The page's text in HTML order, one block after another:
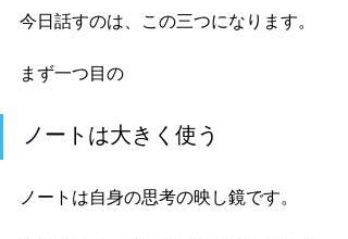
今日話すのは、この三つになります。
まず一つ目の
ノートは大きく使う
ノートは自身の思考の映し鏡です。